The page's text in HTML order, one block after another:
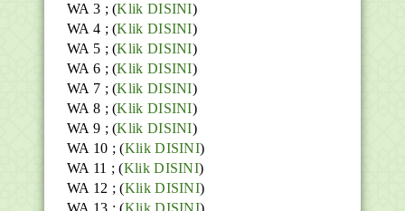
WA 3 ; (Klik DISINI)
WA 4 ; (Klik DISINI)
WA 5 ; (Klik DISINI)
WA 6 ; (Klik DISINI)
WA 7 ; (Klik DISINI)
WA 8 ; (Klik DISINI)
WA 9 ; (Klik DISINI)
WA 10 ; (Klik DISINI)
WA 11 ; (Klik DISINI)
WA 12 ; (Klik DISINI)